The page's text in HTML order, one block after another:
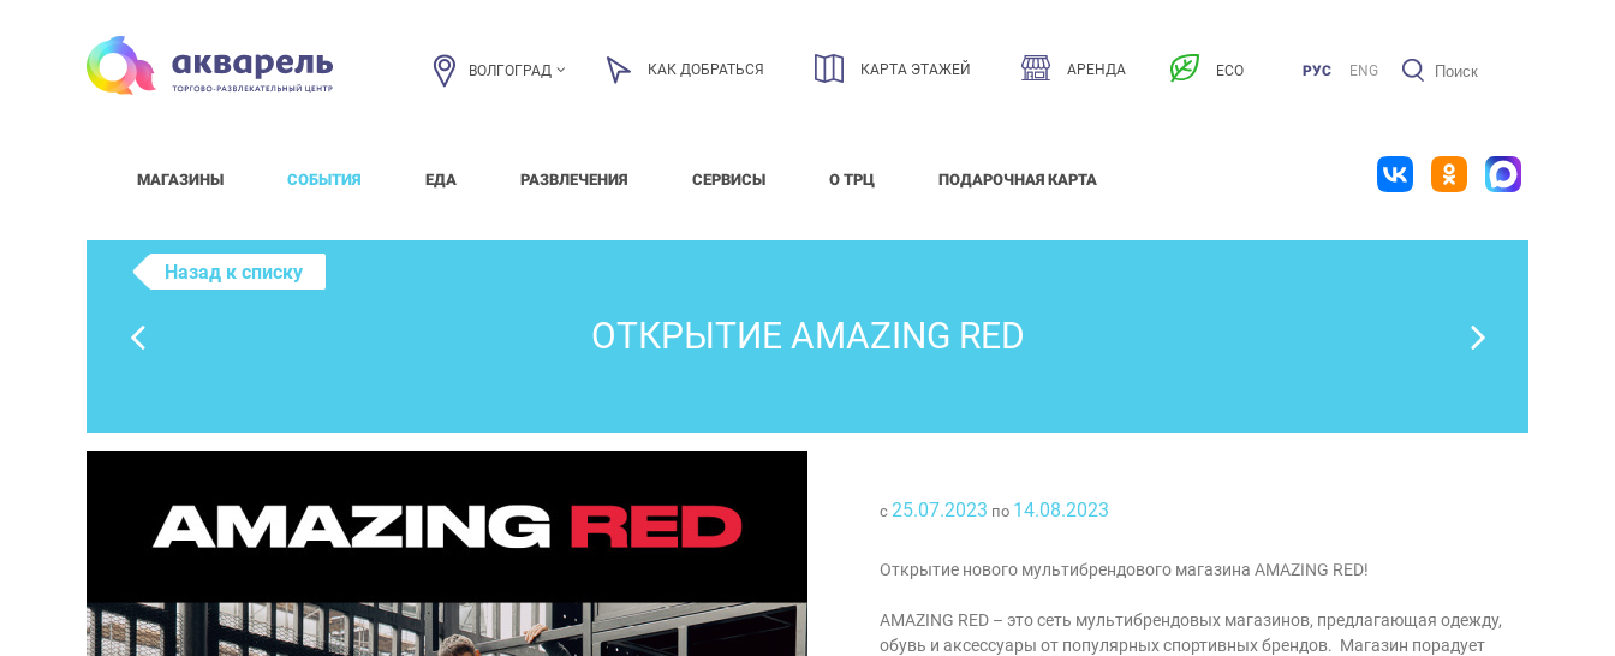
ВОЛГОГРАД КАК ДОБРАТЬСЯ КАРТА ЭТАЖЕЙ АРЕНДА ECO РУС ENG
МАГАЗИНЫ СОБЫТИЯ ЕДА РАЗВЛЕЧЕНИЯ СЕРВИСЫ О ТРЦ ПОДАРОЧНАЯ КАРТА
Назад к списку
ОТКРЫТИЕ AMAZING RED
с 25.07.2023 по 14.08.2023
Открытие нового мультибрендового магазина AMAZING RED!
AMAZING RED – это сеть мультибрендовых магазинов, предлагающая одежду,
обувь и аксессуары от популярных спортивных брендов. Магазин порадует